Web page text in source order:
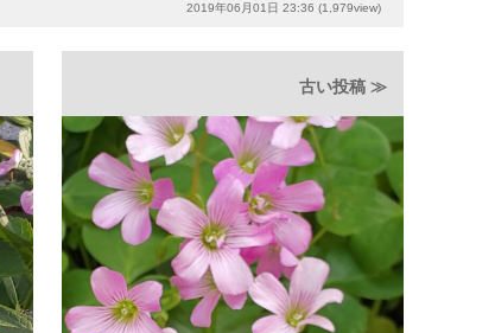
2019年06月01日 23:36 (1,979view)
古い投稿 ≫